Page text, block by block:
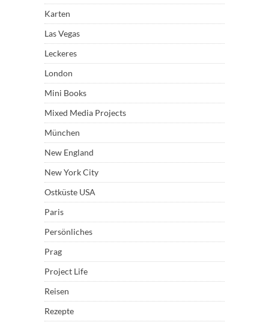
Karten
Las Vegas
Leckeres
London
Mini Books
Mixed Media Projects
München
New England
New York City
Ostküste USA
Paris
Persönliches
Prag
Project Life
Reisen
Rezepte